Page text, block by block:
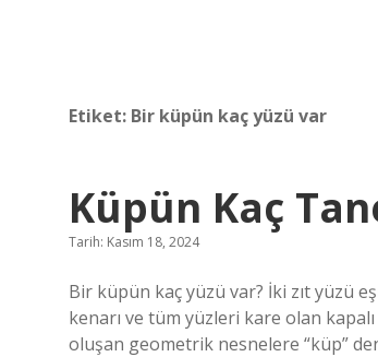
Etiket: Bir küpün kaç yüzü var
Küpün Kaç
Tarih: Kasım 18, 2024
Bir küpün kaç yüzü var? İki zıt yüzü
kenarı ve tüm yüzleri kare olan
oluşan geometrik nesnelere “küp”